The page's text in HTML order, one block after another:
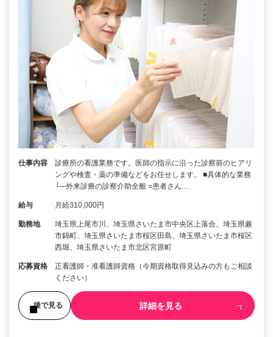
仕事内容
診療所の看護業務です。医師の指示に沿った診察前のヒアリ
ングや検査・薬の準備などをお任せします。 ■具体的な業務
└─外来診療の診察介助全般 ○患者さん…
給与 月給310,000円
勤務地
埼玉県上尾市川、埼玉県さいたま市中央区上落合、埼玉県蕨
市錦町、埼玉県さいたま市桜区田島、埼玉県さいたま市桜区
西堀、埼玉県さいたま市北区宮原町
応募資格
正看護師・准看護師資格（今期資格取得見込みの方もご相談
ください）
後で見る 詳細を見る